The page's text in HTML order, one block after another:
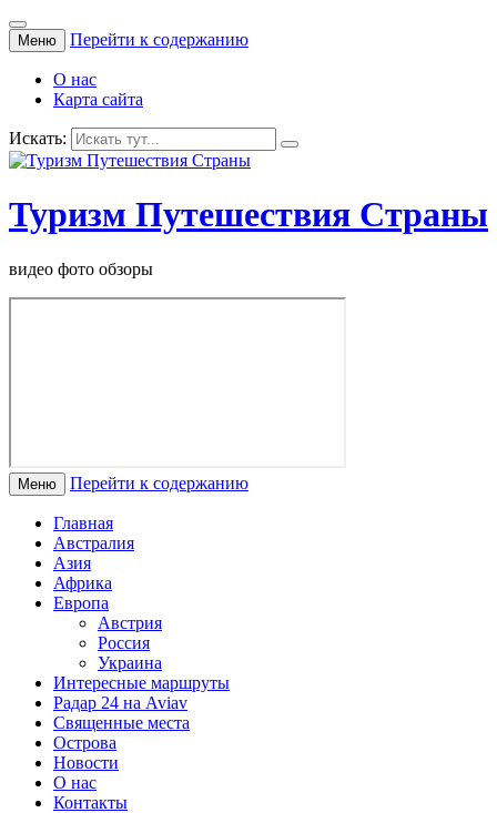
Меню Перейти к содержанию
О нас
Карта сайта
Искать:
Туризм Путешествия Страны
видео фото обзоры
Меню Перейти к содержанию
Главная
Австралия
Азия
Африка
Европа
Австрия
Россия
Украина
Интересные маршруты
Радар 24 на Aviav
Священные места
Острова
Новости
О нас
Контакты